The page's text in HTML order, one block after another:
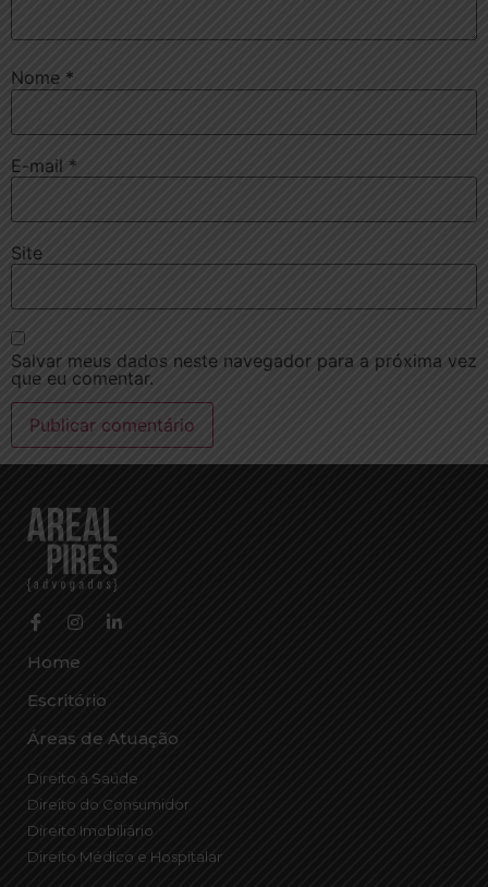
Nome *
E-mail *
Site
Salvar meus dados neste navegador para a próxima vez
que eu comentar.
Home
Escritório
Áreas de Atuação
Direito à Saúde
Direito do Consumidor
Direito Imobiliário
Direito Médico e Hospitalar